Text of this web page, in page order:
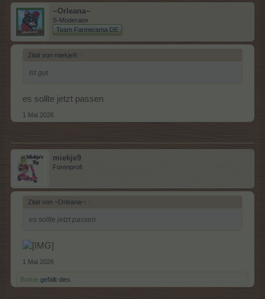
~Orleana~
S-Moderator
Team Farmerama DE
Zitat von miekje9: ↑
Ist gut
es sollte jetzt passen
1 Mai 2026
miekje9
Forenprofi
Zitat von ~Orleana~: ↑
es sollte jetzt passen
1 Mai 2026
Borkie gefällt dies.